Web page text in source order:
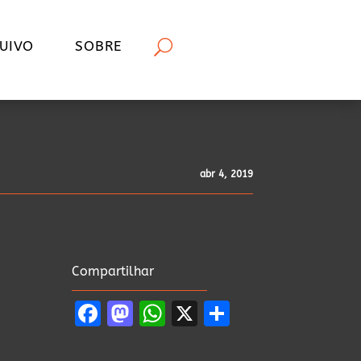
SOBRE
abr 4, 2019
Compartilhar
Facebook
Mastodon
WhatsApp
X